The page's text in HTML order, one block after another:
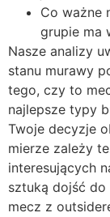
Co ważne
grupie ma
Nasze analizy
stanu murawy
tego, czy to
najlepsze typy
Twoje decyzje
mierze zależy
interesujących
sztuką dojść do
mecz z